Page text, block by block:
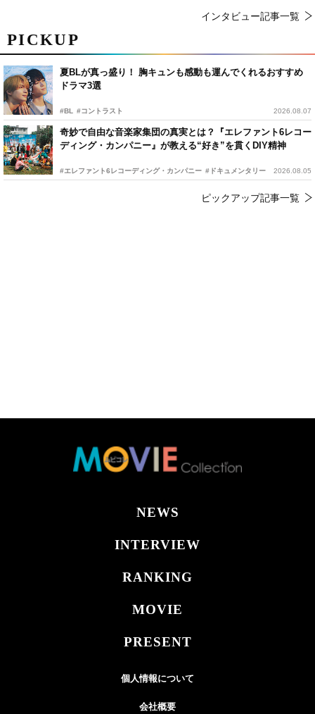
PICKUP
夏BLが真っ盛り！ 胸キュンも感動も運んでくれるおすすめ
ドラマ3選
#BL #コントラスト 2026.08.07
奇妙で自由な音楽家集団の真実とは？『エレファント6レコー
ディング・カンパニー』が教える“好き”を貫くDIY精神
#エレファント6レコーディング・カンパニー #ドキュメンタリー 2026.08.05
ピックアップ記事一覧
インタビュー記事一覧
NEWS
INTERVIEW
RANKING
MOVIE
PRESENT
個人情報について
会社概要